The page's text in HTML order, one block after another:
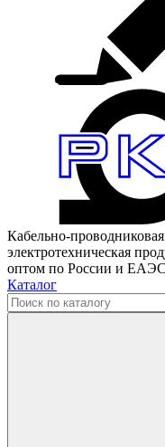
Кабельно-
электротехническая
оптом по России и ЕАЭС
Каталог